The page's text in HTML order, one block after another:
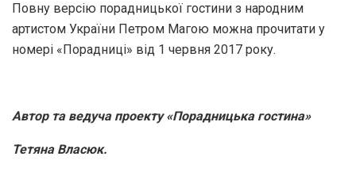
Повну версію порадницької гостини з народним
артистом України Петром Магою можна прочитати у
номері «Порадниці» від 1 червня 2017 року.
Автор та ведуча проекту «Порадницька гостина»
Тетяна Власюк.